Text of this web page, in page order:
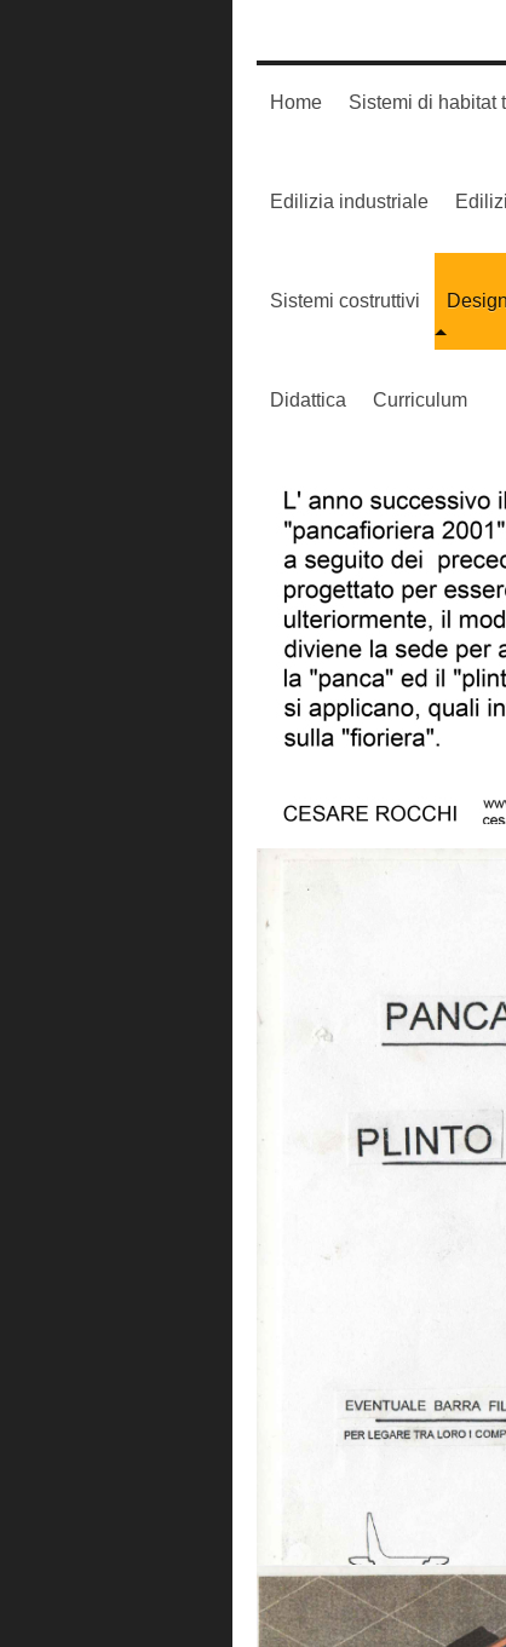
Home Sistemi di habitat
Edilizia industriale
Sistemi costruttivi Design
Didattica Curriculum